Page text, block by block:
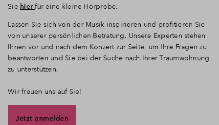
Sie hierfür eine kleine Hörprobe.
Lassen Sie sich von der Musik inspirieren und profitieren Sie
von unserer persönlichen Betratung. Unsere Experten stehen
Ihnen vor und nach dem Konzert zur Seite, um Ihre Fragen zu
beantworten und Sie bei der Suche nach Ihrer Traumwohnung
zu unterstützen.
Wir freuen uns auf Sie!
Jetzt anmelden